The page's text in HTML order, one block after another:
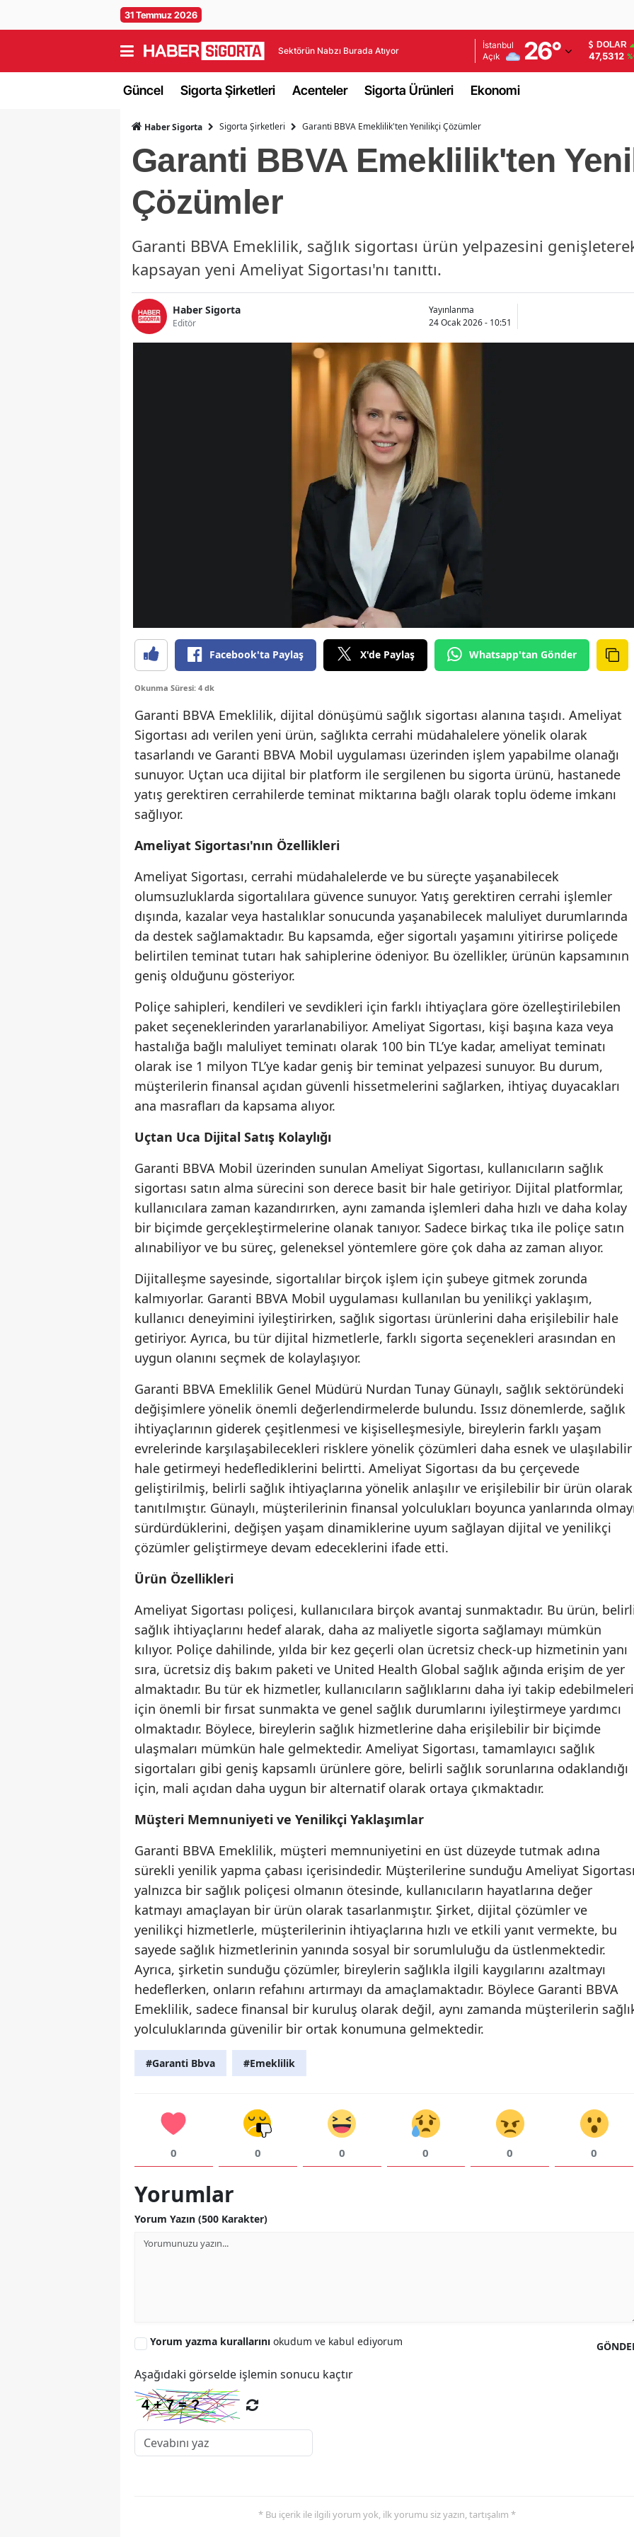
31 Temmuz 2026
Sektörün Nabzı Burada Atıyor
İstanbul
Açık
26°
Adana
Adıyaman
Afyonkarahisar
Amasya
Artvin
Balıkesir
Bilecik
Edirne
Erzincan
Erzurum
Eskişehir
Gaziantep
Hakkari
Hatay
Isparta
İstanbul
İzmir
Kastamonu
Kırşehir
Kocaeli
Konya
Malatya
Manisa
Muğla
Muş
Nevşehir
Niğde
Ordu
Samsun
Siirt
Sinop
Sivas
Tekirdağ
Tokat
Trabzon
Uşak
Van
Yozgat
Zonguldak
Aksaray
Bayburt
Şırnak
Bartın
DOLAR
47,5312
Güncel Sigorta Şirketleri Acenteler Sigorta Ürünleri Ekonomi
Haber Sigorta Sigorta Şirketleri Garanti BBVA Emeklilik'ten Yenilikçi Çözümler
Garanti BBVA Emeklilik'ten
Çözümler
Garanti BBVA Emeklilik, sağlık sigortası ürün yelpazesini
kapsayan yeni Ameliyat Sigortası'nı tanıttı.
Haber Sigorta
Editör
Yayınlanma
24 Ocak 2026 - 10:51
Facebook'ta Paylaş X'de Paylaş Whatsapp'tan Gönder
Okunma Süresi: 4 dk
Garanti BBVA Emeklilik, dijital dönüşümü sağlık sigortası alanına taşıdı. Ameliyat
Sigortası adı verilen yeni ürün, sağlıkta cerrahi müdahalelere yönelik olarak
tasarlandı ve Garanti BBVA Mobil uygulaması üzerinden işlem yapabilme olanağı
sunuyor. Uçtan uca dijital bir platform ile sergilenen bu sigorta ürünü, hastanede
yatış gerektiren cerrahilerde teminat miktarına bağlı olarak toplu ödeme imkanı
sağlıyor.
Ameliyat Sigortası'nın Özellikleri
Ameliyat Sigortası, cerrahi müdahalelerde ve bu süreçte yaşanabilecek
olumsuzluklarda sigortalılara güvence sunuyor. Yatış gerektiren cerrahi işlemler
dışında, kazalar veya hastalıklar sonucunda yaşanabilecek maluliyet durumlarında
da destek sağlamaktadır. Bu kapsamda, eğer sigortalı yaşamını yitirirse poliçede
belirtilen teminat tutarı hak sahiplerine ödeniyor. Bu özellikler, ürünün kapsamının
geniş olduğunu gösteriyor.
Poliçe sahipleri, kendileri ve sevdikleri için farklı ihtiyaçlara göre özelleştirilebilen
paket seçeneklerinden yararlanabiliyor. Ameliyat Sigortası, kişi başına kaza veya
hastalığa bağlı maluliyet teminatı olarak 100 bin TL’ye kadar, ameliyat teminatı
olarak ise 1 milyon TL’ye kadar geniş bir teminat yelpazesi sunuyor. Bu durum,
müşterilerin finansal açıdan güvenli hissetmelerini sağlarken, ihtiyaç duyacakları
ana masrafları da kapsama alıyor.
Uçtan Uca Dijital Satış Kolaylığı
Garanti BBVA Mobil üzerinden sunulan Ameliyat Sigortası, kullanıcıların sağlık
sigortası satın alma sürecini son derece basit bir hale getiriyor. Dijital platformlar,
kullanıcılara zaman kazandırırken, aynı zamanda işlemleri daha hızlı ve daha kolay
bir biçimde gerçekleştirmelerine olanak tanıyor. Sadece birkaç tıka ile poliçe satın
alınabiliyor ve bu süreç, geleneksel yöntemlere göre çok daha az zaman alıyor.
Dijitalleşme sayesinde, sigortalılar birçok işlem için şubeye gitmek zorunda
kalmıyorlar. Garanti BBVA Mobil uygulaması kullanılan bu yenilikçi yaklaşım,
kullanıcı deneyimini iyileştirirken, sağlık sigortası ürünlerini daha erişilebilir hale
getiriyor. Ayrıca, bu tür dijital hizmetlerle, farklı sigorta seçenekleri arasından en
uygun olanını seçmek de kolaylaşıyor.
Garanti BBVA Emeklilik Genel Müdürü Nurdan Tunay Günaylı, sağlık sektöründeki
değişimlere yönelik önemli değerlendirmelerde bulundu. Issız dönemlerde, sağlık
ihtiyaçlarının giderek çeşitlenmesi ve kişiselleşmesiyle, bireylerin farklı yaşam
evrelerinde karşılaşabilecekleri risklere yönelik çözümleri daha esnek ve ulaşılabilir
hale getirmeyi hedeflediklerini belirtti. Ameliyat Sigortası da bu çerçevede
geliştirilmiş, belirli sağlık ihtiyaçlarına yönelik anlaşılır ve erişilebilir bir ürün olarak
tanıtılmıştır. Günaylı, müşterilerinin finansal yolculukları boyunca yanlarında
sürdürdüklerini, değişen yaşam dinamiklerine uyum sağlayan dijital ve yenilikçi
çözümler geliştirmeye devam edeceklerini ifade etti.
Ürün Özellikleri
Ameliyat Sigortası poliçesi, kullanıcılara birçok avantaj sunmaktadır. Bu ürün,
sağlık ihtiyaçlarını hedef alarak, daha az maliyetle sigorta sağlamayı mümkün
kılıyor. Poliçe dahilinde, yılda bir kez geçerli olan ücretsiz check-up hizmetinin yanı
sıra, ücretsiz diş bakım paketi ve United Health Global sağlık ağında erişim de yer
almaktadır. Bu tür ek hizmetler, kullanıcıların sağlıklarını daha iyi takip edebilmeleri
için önemli bir fırsat sunmakta ve genel sağlık durumlarını iyileştirmeye yardımcı
olmaktadır. Böylece, bireylerin sağlık hizmetlerine daha erişilebilir bir biçimde
ulaşmaları mümkün hale gelmektedir. Ameliyat Sigortası, tamamlayıcı sağlık
sigortaları gibi geniş kapsamlı ürünlere göre, belirli sağlık sorunlarına odaklandığı
için, mali açıdan daha uygun bir alternatif olarak ortaya çıkmaktadır.
Müşteri Memnuniyeti ve Yenilikçi Yaklaşımlar
Garanti BBVA Emeklilik, müşteri memnuniyetini en üst düzeyde tutmak adına
sürekli yenilik yapma çabası içerisindedir. Müşterilerine sunduğu Ameliyat
yalnızca bir sağlık poliçesi olmanın ötesinde, kullanıcıların hayatlarına değer
katmayı amaçlayan bir ürün olarak tasarlanmıştır. Şirket, dijital çözümler ve
yenilikçi hizmetlerle, müşterilerinin ihtiyaçlarına hızlı ve etkili yanıt vermekte, bu
sayede sağlık hizmetlerinin yanında sosyal bir sorumluluğu da üstlenmektedir.
Ayrıca, şirketin sunduğu çözümler, bireylerin sağlıkla ilgili kaygılarını azaltmayı
hedeflerken, onların refahını artırmayı da amaçlamaktadır. Böylece Garanti BBVA
Emeklilik, sadece finansal bir kuruluş olarak değil, aynı zamanda müşterilerin
yolculuklarında güvenilir bir ortak konumuna gelmektedir.
#Garanti Bbva #Emeklilik
0 0 0 0 0 0
Yorumlar
Yorum Yazın (500 Karakter)
Yorum yazma kurallarını okudum ve kabul ediyorum
Aşağıdaki görselde işlemin sonucu kaçtır
* Bu içerik ile ilgili yorum yok, ilk yorumu siz yazın, tartışalım *